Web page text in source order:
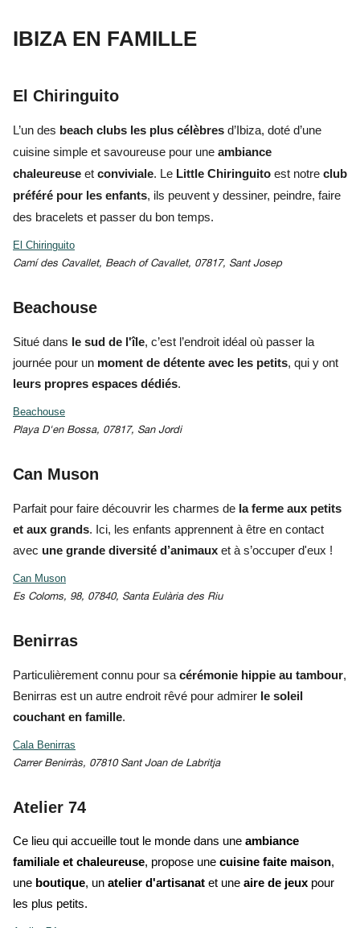
IBIZA EN FAMILLE
El Chiringuito
L’un des beach clubs les plus célèbres d’Ibiza, doté d’une
cuisine simple et savoureuse pour une ambiance
chaleureuse et conviviale. Le Little Chiringuito est notre club
préféré pour les enfants, ils peuvent y dessiner, peindre, faire
des bracelets et passer du bon temps.
El Chiringuito
Camí des Cavallet, Beach of Cavallet, 07817, Sant Josep
Beachouse
Situé dans le sud de l'île, c’est l’endroit idéal où passer la
journée pour un moment de détente avec les petits, qui y ont
leurs propres espaces dédiés.
Beachouse
Playa D'en Bossa, 07817, San Jordi
Can Muson
Parfait pour faire découvrir les charmes de la ferme aux petits
et aux grands. Ici, les enfants apprennent à être en contact
avec une grande diversité d’animaux et à s’occuper d'eux !
Can Muson
Es Coloms, 98, 07840, Santa Eulària des Riu
Benirras
Particulièrement connu pour sa cérémonie hippie au tambour,
Benirras est un autre endroit rêvé pour admirer le soleil
couchant en famille.
Cala Benirras
Carrer Benirràs, 07810 Sant Joan de Labritja
Atelier 74
Ce lieu qui accueille tout le monde dans une ambiance
familiale et chaleureuse, propose une cuisine faite maison,
une boutique, un atelier d'artisanat et une aire de jeux pour
les plus petits.